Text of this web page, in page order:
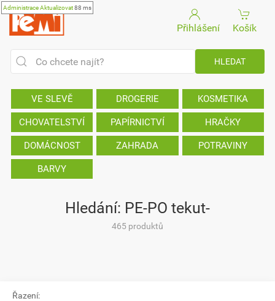
AdministraceAktualizovat88 ms
Přihlášení Košík
VE SLEVĚ DROGERIE KOSMETIKA
CHOVATELSTVÍ PAPÍRNICTVÍ HRAČKY
DOMÁCNOST ZAHRADA POTRAVINY
BARVY
Hledání: PE-PO tekut-
465 produktů
Řazení: